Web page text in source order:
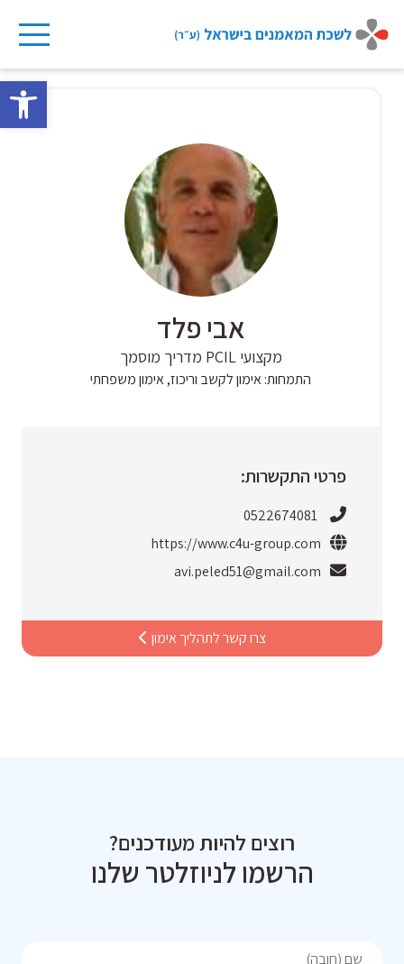
to
אבי פלד
מקצועי PCIL מדריך מוסמך
התמחות:אימון לקשב וריכוז, אימון משפחתי
פרטי התקשרות:
0522674081
https://www.c4u-group.com
avi.peled51@gmail.com
צרו קשר לתהליך אימון
רוצים להיות מעודכנים?
הרשמו לניוזלטר שלנו